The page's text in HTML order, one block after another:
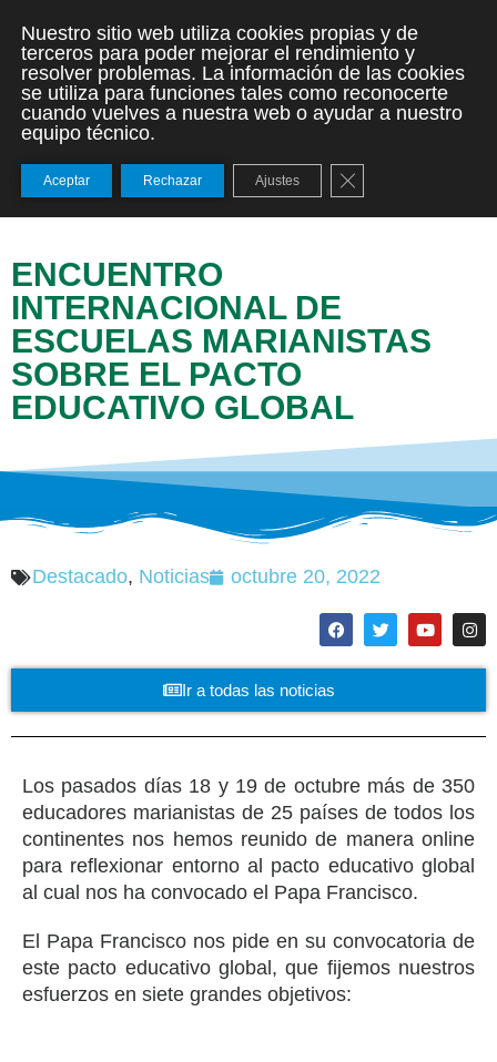
ENCUENTRO
INTERNACIONAL DE
ESCUELAS MARIANISTAS
SOBRE EL PACTO
EDUCATIVO GLOBAL
Destacado, Noticias octubre 20, 2022
Ir a todas las noticias
Los pasados días 18 y 19 de octubre más de 350
educadores marianistas de 25 países de todos los
continentes nos hemos reunido de manera online
para reflexionar entorno al pacto educativo global
al cual nos ha convocado el Papa Francisco.
El Papa Francisco nos pide en su convocatoria de
este pacto educativo global, que fijemos nuestros
esfuerzos en siete grandes objetivos:
Nuestro sitio web utiliza cookies propias y de
terceros para poder mejorar el rendimiento y
resolver problemas. La información de las cookies
se utiliza para funciones tales como reconocerte
cuando vuelves a nuestra web o ayudar a nuestro
equipo técnico.
Aceptar Rechazar Ajustes Cerrar el banner de